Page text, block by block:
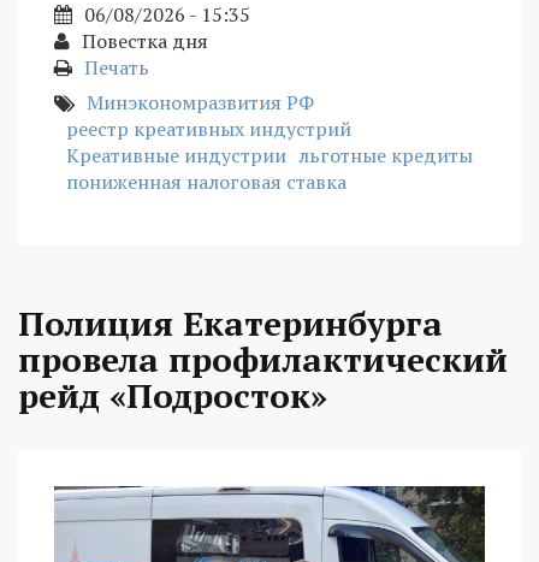
06/08/2026 - 15:35
Повестка дня
Печать
Минэкономразвития РФ
реестр креативных индустрий
Креативные индустрии льготные кредиты
пониженная налоговая ставка
Полиция Екатеринбурга
провела профилактический
рейд «Подросток»